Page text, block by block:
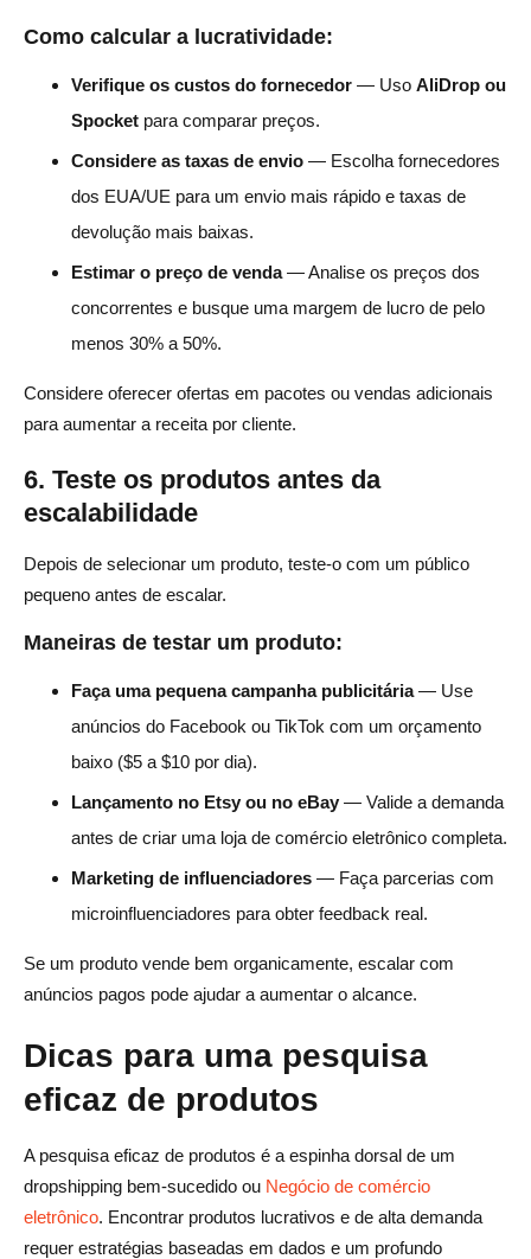
Como calcular a lucratividade:
Verifique os custos do fornecedor — Uso AliDrop ou
Spocket para comparar preços.
Considere as taxas de envio — Escolha fornecedores
dos EUA/UE para um envio mais rápido e taxas de
devolução mais baixas.
Estimar o preço de venda— Analise os preços dos
concorrentes e busque uma margem de lucro de pelo
menos 30% a 50%.
Considere oferecer ofertas em pacotes ou vendas adicionais
para aumentar a receita por cliente.
6. Teste os produtos antes da
escalabilidade
Depois de selecionar um produto, teste-o com um público
pequeno antes de escalar.
Maneiras de testar um produto:
Faça uma pequena campanha publicitária— Use
anúncios do Facebook ou TikTok com um orçamento
baixo ($5 a $10 por dia).
Lançamento no Etsy ou no eBay — Valide a demanda
antes de criar uma loja de comércio eletrônico completa.
Marketing de influenciadores — Faça parcerias com
microinfluenciadores para obter feedback real.
Se um produto vende bem organicamente, escalar com
anúncios pagos pode ajudar a aumentar o alcance.
Dicas para uma pesquisa
eficaz de produtos
A pesquisa eficaz de produtos é a espinha dorsal de um
dropshipping bem-sucedido ou Negócio de comércio
eletrônico. Encontrar produtos lucrativos e de alta demanda
requer estratégias baseadas em dados e um profundo